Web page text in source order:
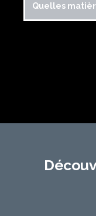
Quelles